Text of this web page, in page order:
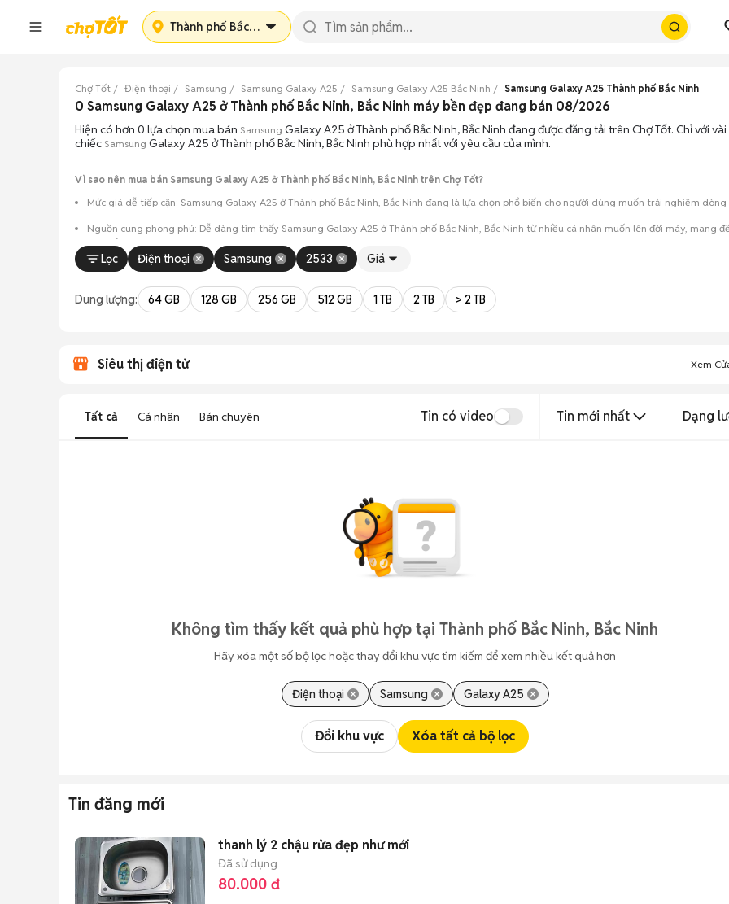
Thành phố Bắc Ninh
Chợ Tốt Điện thoại Samsung Samsung Galaxy A25 Samsung Galaxy A25 Bắc Ninh Samsung Galaxy A25 Thành phố Bắc Ninh
0 Samsung Galaxy A25 ở Thành phố Bắc Ninh, Bắc Ninh máy bền đẹp đang bán 08/2026
Hiện có hơn 0 lựa chọn mua bán Samsung Galaxy A25 ở Thành phố Bắc Ninh, Bắc Ninh đang được đăng tải trên Chợ Tốt. Chỉ với
chiếc Samsung Galaxy A25 ở Thành phố Bắc Ninh, Bắc Ninh phù hợp nhất với yêu cầu của mình.
Vì sao nên mua bán Samsung Galaxy A25 ở Thành phố Bắc Ninh, Bắc Ninh trên Chợ Tốt?
Mức giá dễ tiếp cận: Samsung Galaxy A25 ở Thành phố Bắc Ninh, Bắc Ninh đang là lựa chọn phổ biến cho người dùng muốn trải nghiệm
Nguồn cung phong phú: Dễ dàng tìm thấy Samsung Galaxy A25 ở Thành phố Bắc Ninh, Bắc Ninh từ nhiều cá nhân muốn lên đời máy, mang
màu sắc.
Giao dịch minh bạch: Việc gặp gỡ trực tiếp giúp người mua đánh giá chính xác hiệu năng thực tế của máy so với mô tả trên tin
Mua bán linh hoạt: Hai bên có thể chủ động thỏa thuận giá cả và địa điểm giao nhận, chốt giao dịch nhanh chóng khi đạt
Lọc Điện thoại Samsung 2533 Giá
Dung lượng: 64 GB 128 GB 256 GB 512 GB 1 TB 2 TB > 2 TB
Siêu thị điện tử Xem
Tất cả Cá nhân Bán chuyên Tin có video Tin mới nhất Dạng
Không tìm thấy kết quả phù hợp tại Thành phố Bắc Ninh, Bắc Ninh
Hãy xóa một số bộ lọc hoặc thay đổi khu vực tìm kiếm để xem nhiều kết quả hơn
Điện thoại Samsung Galaxy A25
Đổi khu vực Xóa tất cả bộ lọc
Tin đăng mới
thanh lý 2 chậu rửa đẹp như mới
Đã sử dụng
80.000 đ